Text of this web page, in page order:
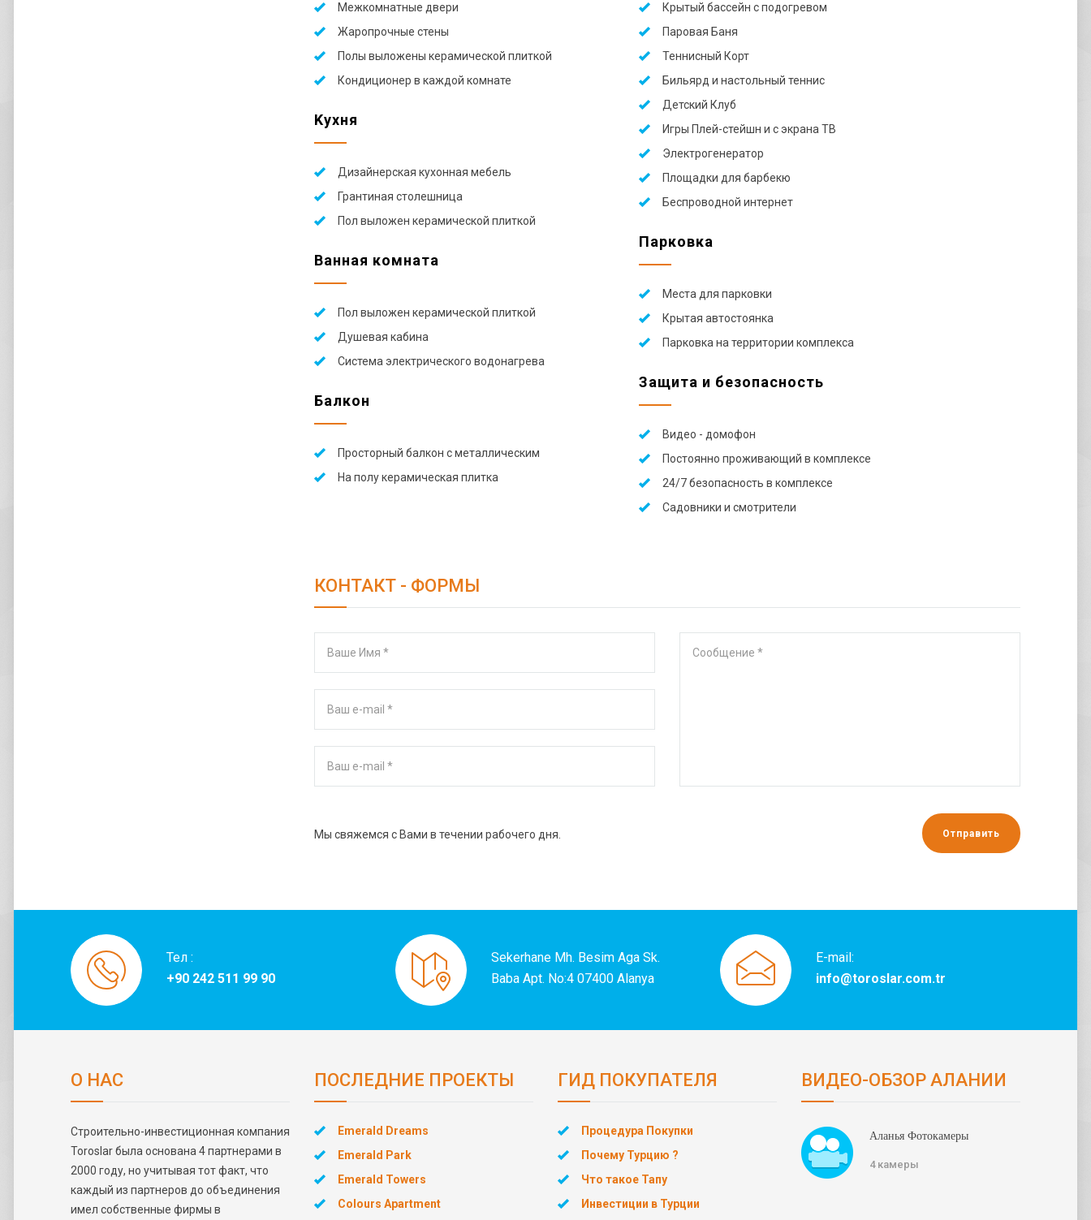
Межкомнатные двери
Жаропрочные стены
Полы выложены керамической плиткой
Кондиционер в каждой комнате
Kухня
Дизайнерская кухонная мебель
Грантиная столешница
Пол выложен керамической плиткой
Ванная комната
Пол выложен керамической плиткой
Душевая кабина
Система электрического водонагрева
Балкон
Просторный балкон с металлическим
На полу керамическая плитка
Крытый бассейн с подогревом
Паровая Баня
Теннисный Корт
Бильярд и настольный теннис
Детский Клуб
Игры Плей-стейшн и с экрана ТВ
Электрогенератор
Площадки для барбекю
Беспроводной интернет
Парковка
Места для парковки
Крытая автостоянка
Парковка на территории комплекса
Защита и безопасность
Видео - домофон
Постоянно проживающий в комплексе
24/7 безопасность в комплексе
Садовники и смотрители
КОНТАКТ - ФОРМЫ
Мы свяжемся с Вами в течении рабочего дня.
Тел :
+90 242 511 99 90
Sekerhane Mh. Besim Aga Sk.
Baba Apt. No:4 07400 Alanya
E-mail:
info@toroslar.com.tr
О НАС
Строительно-инвестиционная компания
Toroslar была основана 4 партнерами в
2000 году, но учитывая тот факт, что
каждый из партнеров до объединения
имел собственные фирмы в
ПОСЛЕДНИЕ ПРОЕКТЫ
Emerald Dreams
Emerald Park
Emerald Towers
Colours Apartment
ГИД ПОКУПАТЕЛЯ
Процедура Покупки
Почему Турцию ?
Что такое Тапу
Инвестиции в Турции
ВИДЕО-ОБЗОР АЛАНИИ
Аланья Фотокамеры
4 камеры